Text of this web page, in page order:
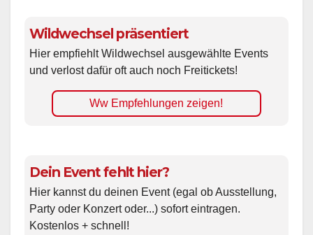
Wildwechsel präsentiert
Hier empfiehlt Wildwechsel ausgewählte Events
und verlost dafür oft auch noch Freitickets!
Ww Empfehlungen zeigen!
Dein Event fehlt hier?
Hier kannst du deinen Event (egal ob Ausstellung,
Party oder Konzert oder...) sofort eintragen.
Kostenlos + schnell!